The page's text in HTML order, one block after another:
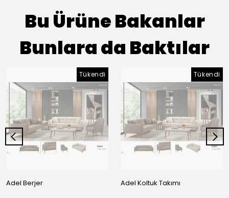
Bu Ürüne Bakanlar
Bunlara da Baktılar
Tükendi
Adel Berjer
Tükendi
Adel Koltuk Takımı